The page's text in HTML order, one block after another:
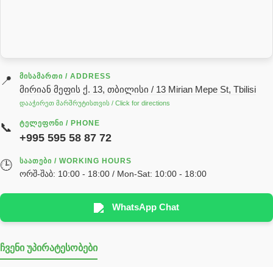
გადაცემათა კოლოფის ზეთი( კარობკის ზეთი)
ძრავის ზეთი
ჰიდრავლიკის ზეთი
реек
სხადასხვა
Hyva
უჟანგავი ფოლადი
📍 ᲛᲘᲡᲐᲛᲐᲠᲗᲘ / ADDRESS
მირიან მეფის ქ. 13, თბილისი / 13 Mirian Mepe St, Tbilisi
დააჭირეთ მარშრუტისთვის / Click for directions
📞 ᲢᲔᲚᲔᲤᲝᲜᲘ / PHONE
+995 595 58 87 72
🕒 ᲡᲐᲐᲗᲔᲑᲘ / WORKING HOURS
ორშ-შაბ: 10:00 - 18:00 / Mon-Sat: 10:00 - 18:00
WhatsApp Chat
ჩვენი უპირატესობები